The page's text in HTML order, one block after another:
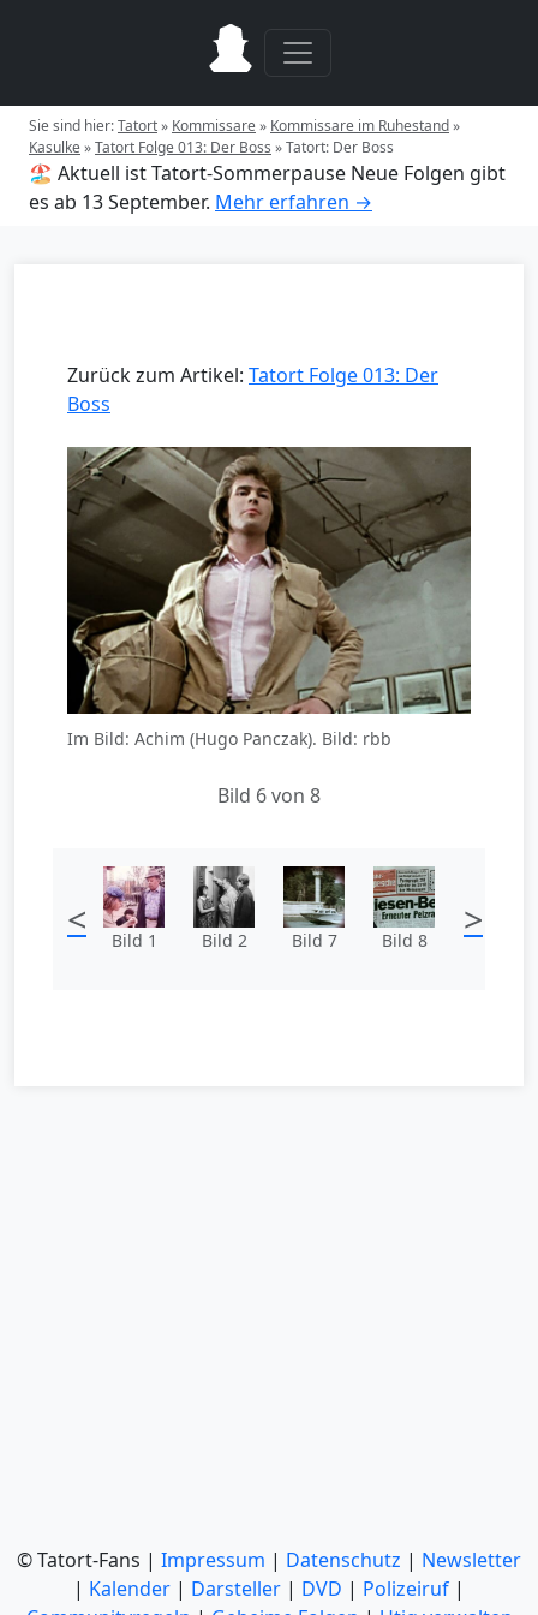
Sie sind hier:Tatort» Kommissare» Kommissare im Ruhestand»
Kasulke»Tatort Folge 013: Der Boss »Tatort: Der Boss
🏖️ Aktuell ist Tatort-Sommerpause Neue Folgen gibt
es ab 13 September. Mehr erfahren →
Zurück zum Artikel: Tatort Folge 013: Der
Boss
Im Bild: Achim (Hugo Panczak). Bild: rbb
Bild 6 von 8
< Bild 1 Bild 2 Bild 7 Bild 8 >
© Tatort-Fans | Impressum | Datenschutz | Newsletter
| Kalender | Darsteller | DVD | Polizeiruf |